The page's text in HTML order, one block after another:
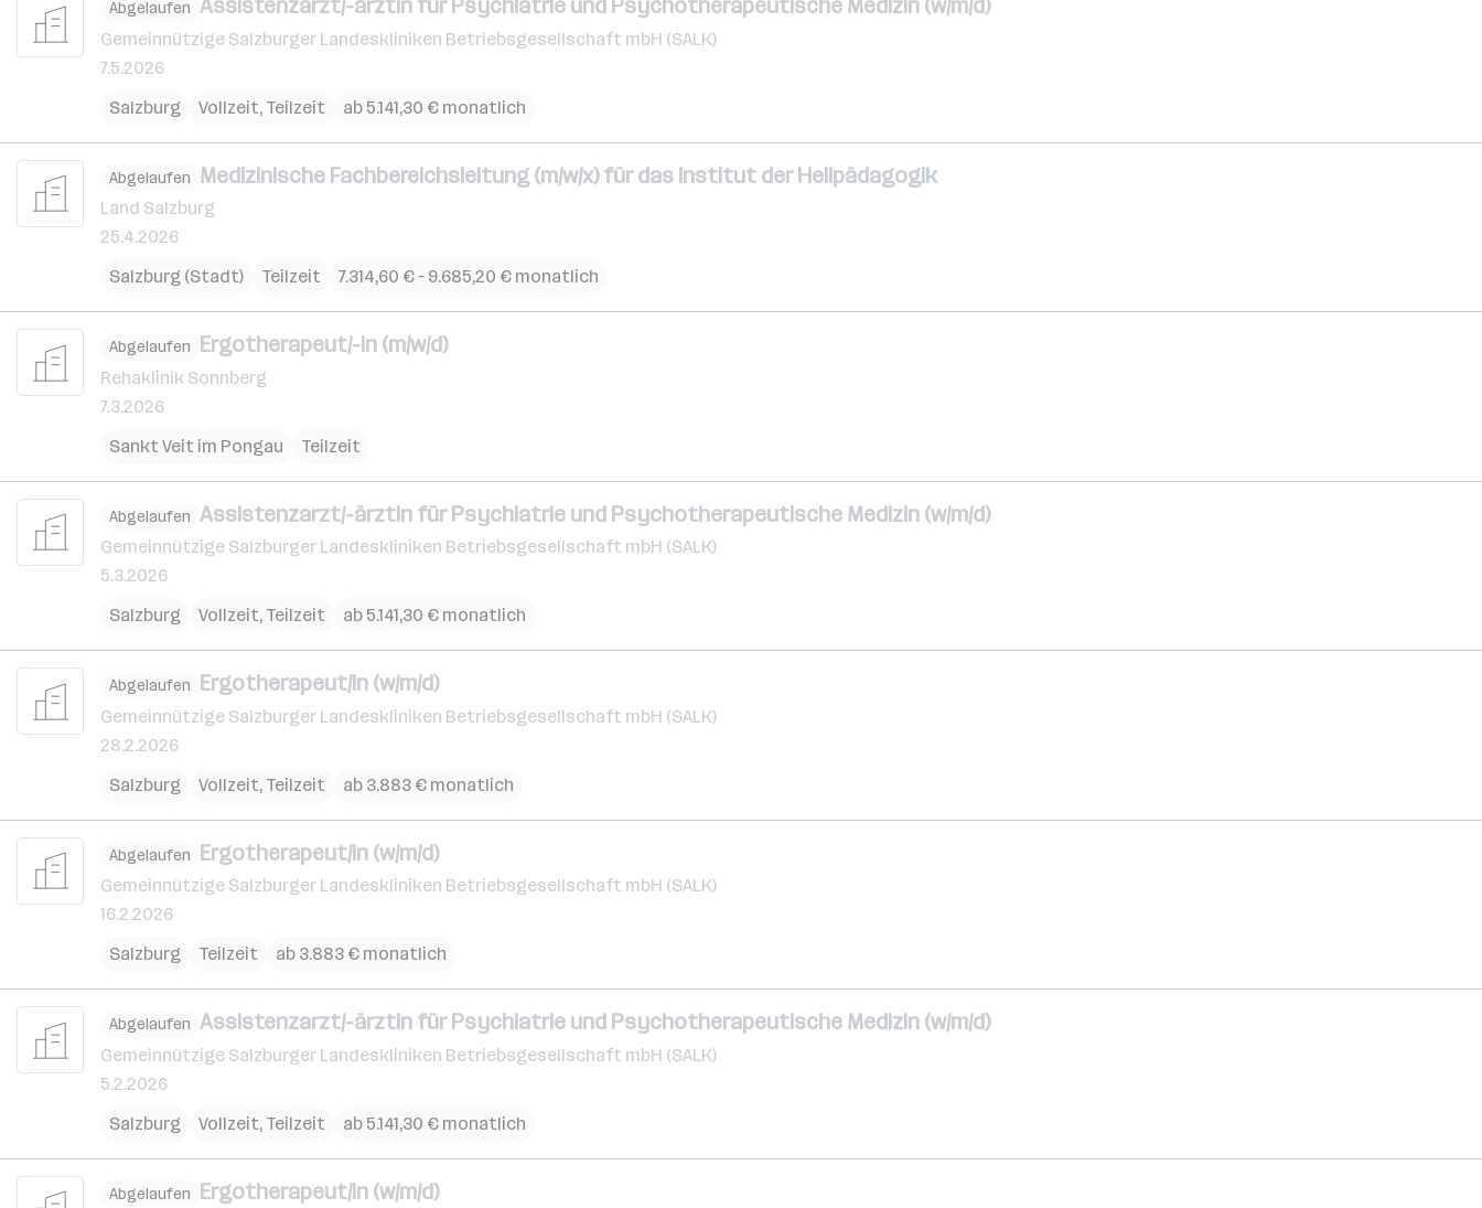
Abgelaufen Assistenzarzt/-ärztin für Psychiatrie und Psychotherapeutische Medizin (w/m/d)
Gemeinnützige Salzburger Landeskliniken Betriebsgesellschaft mbH (SALK)
7.5.2026
Salzburg
Vollzeit, Teilzeit ab 5.141,30 € monatlich
Abgelaufen Medizinische Fachbereichsleitung (m/w/x) für das Institut der Heilpädagogik
Land Salzburg
25.4.2026
Salzburg (Stadt)
Teilzeit 7.314,60 € – 9.685,20 € monatlich
Abgelaufen Ergotherapeut/-in (m/w/d)
Rehaklinik Sonnberg
7.3.2026
Sankt Veit im Pongau
Teilzeit
Abgelaufen Assistenzarzt/-ärztin für Psychiatrie und Psychotherapeutische Medizin (w/m/d)
Gemeinnützige Salzburger Landeskliniken Betriebsgesellschaft mbH (SALK)
5.3.2026
Salzburg
Vollzeit, Teilzeit ab 5.141,30 € monatlich
Abgelaufen Ergotherapeut/in (w/m/d)
Gemeinnützige Salzburger Landeskliniken Betriebsgesellschaft mbH (SALK)
28.2.2026
Salzburg
Vollzeit, Teilzeit ab 3.883 € monatlich
Abgelaufen Ergotherapeut/in (w/m/d)
Gemeinnützige Salzburger Landeskliniken Betriebsgesellschaft mbH (SALK)
16.2.2026
Salzburg
Teilzeit ab 3.883 € monatlich
Abgelaufen Assistenzarzt/-ärztin für Psychiatrie und Psychotherapeutische Medizin (w/m/d)
Gemeinnützige Salzburger Landeskliniken Betriebsgesellschaft mbH (SALK)
5.2.2026
Salzburg
Vollzeit, Teilzeit ab 5.141,30 € monatlich
Abgelaufen Ergotherapeut/in (w/m/d)